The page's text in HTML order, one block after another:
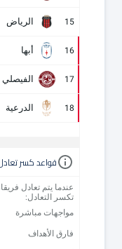
15 الرياض
16 أبها
17 الفيصلي
18 الدرعية
قواعد كسر
عندما يتم تعادل
تكسر التعادل:
مواجهات مباشرة
فارق الأهداف